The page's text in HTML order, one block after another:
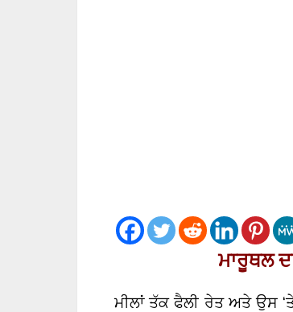
ਮਾਰੂਥਲ
ਮੀਲਾਂ ਤੱਕ ਫੈਲੀ ਰੇਤ ਅਤੇ ਉਸ